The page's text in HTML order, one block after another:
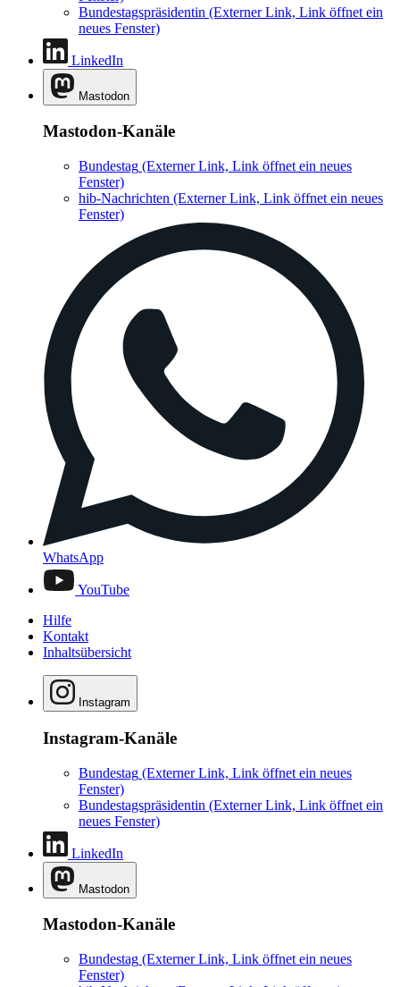
Bundestagspräsidentin (Externer Link, Link öffnet ein
neues Fenster)
LinkedIn
Mastodon
Mastodon-Kanäle
Bundestag (Externer Link, Link öffnet ein neues
Fenster)
hib-Nachrichten (Externer Link, Link öffnet ein neues
Fenster)
WhatsApp
YouTube
Hilfe
Kontakt
Inhaltsübersicht
Instagram
Instagram-Kanäle
Bundestag (Externer Link, Link öffnet ein neues
Fenster)
Bundestagspräsidentin (Externer Link, Link öffnet ein
neues Fenster)
LinkedIn
Mastodon
Mastodon-Kanäle
Bundestag (Externer Link, Link öffnet ein neues
Fenster)